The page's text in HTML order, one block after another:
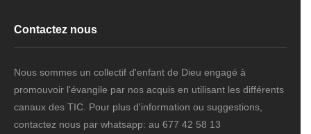
Contactez nous
Nous sommes un collectif d'enfant de Dieu engagé à
promouvoir l'évangile par nos acquis en utilisant les différents
canaux des TIC. Pour plus d'information ou suggestions,
contactez nous par whatsapp: au 677 42 58 13